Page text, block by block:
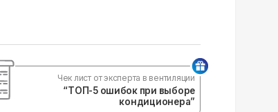
Чек лист от эксперта в вентиляции
“ТОП-5 ошибок при выборе
кондиционера”